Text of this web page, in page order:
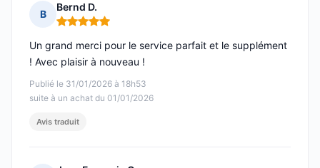
B
Bernd D.
Note : 5 sur 5
Publié le 31/01/2026 à 18h53
suite à un achat du 01/01/2026
Un grand merci pour le service parfait et le supplément
! Avec plaisir à nouveau !
Avis traduit